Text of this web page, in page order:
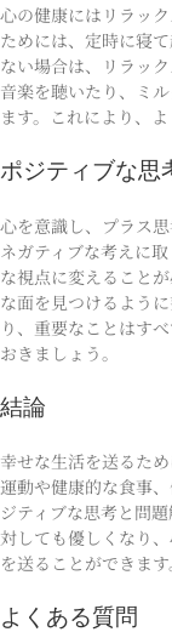
心の健康にはリラッ
ためには、定時に寝
ない場合は、リラッ
音楽を聴いたり、ミ
ます。これにより、
ポジティブな思
心を意識し、プラス
ネガティブな考えに
な視点に変えること
な面を見つけるよう
り、重要なことはす
おきましょう。
結論
幸せな生活を送るた
運動や健康的な食事
ジティブな思考と問
対しても優しくなり
を送ることができます
よくある質問